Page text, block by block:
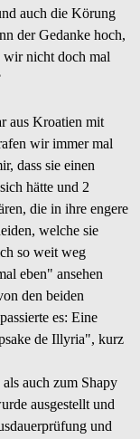
auch die Körung
der Gedanke hoch,
wir nicht doch mal
aus Kroatien mit
wir immer mal
dass sie einen
hätte und 2
die in ihre engere
welche sie
so weit weg
eben" ansehen
den beiden
es: Eine
de Illyria", kurz
auch zum Shapy
ausgestellt und
und